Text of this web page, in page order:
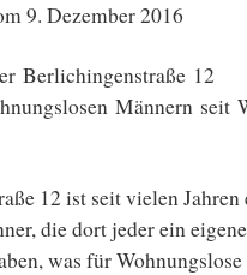
9. Dezember 2016
Berlichingenstraße 12
Männern seit
12 ist seit vielen
die dort jeder ein
was für